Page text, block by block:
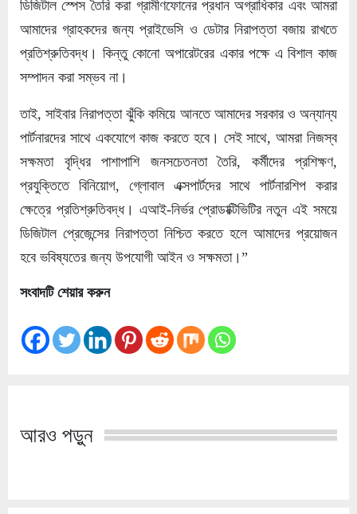
ডিজিটাল স্পেস তৈরি করা গ্রামীণফোনের প্রধান অগ্রাধিকার এবং আমরা
আমাদের গ্রাহকদের জন্য প্রাইভেসি ও ডেটার নিরাপত্তা বজায় রাখতে
প্রতিশ্রুতিবদ্ধ। কিন্তু কোনো অপারেটরের একার পক্ষে এ বিশাল কাজ
সম্পাদন করা সম্ভব না।
তাই, সাইবার নিরাপত্তা ঝুঁকি কমিয়ে আনতে আমাদের সরকার ও অন্যান্য
পার্টনারদের সাথে একযোগে কাজ করতে হবে। সেই সাথে, আমরা নিজস্ব
সক্ষমতা বৃদ্ধির পাশাপাশি জনসচেতনতা তৈরি, কর্মীদের প্রশিক্ষণ,
প্রযুক্তিতে বিনিয়োগ, গ্লোবাল এক্সপার্টদের সাথে পার্টনারশিপ করার
ক্ষেত্রে প্রতিশ্রুতিবদ্ধ। এআই-নির্ভর প্রোডাক্টিভিটির নতুন এই সময়ে
ডিজিটাল প্রেজেন্সের নিরাপত্তা নিশ্চিত করতে হলে আমাদের প্রয়োজন
হবে ভবিষ্যতের জন্য উপযোগী আইন ও সক্ষমতা।”
সংবাদটি শেয়ার করুন
আরও পড়ুন